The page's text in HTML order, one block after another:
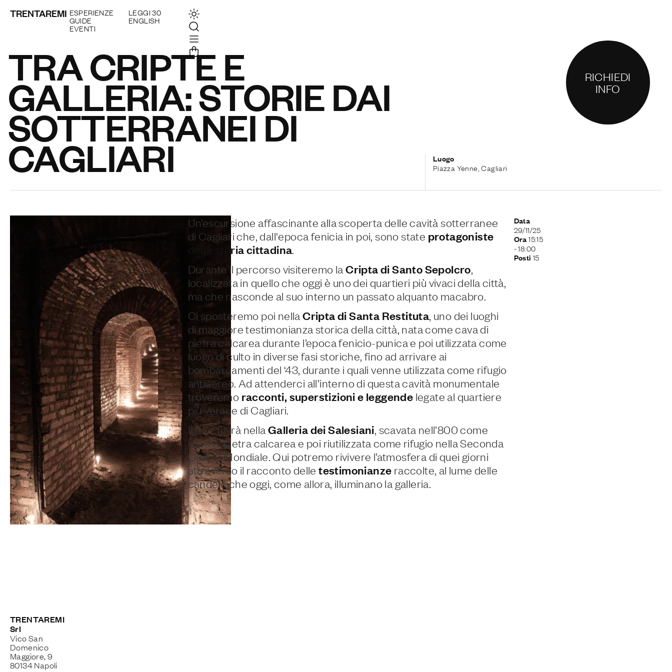
TRENTAREMI ESPERIENZE
GUIDE
EVENTI
LEGGI 30
ENGLISH
TRA CRIPTE E
GALLERIA: STORIE DAI
SOTTERRANEI DI
CAGLIARI Luogo
Piazza Yenne, Cagliari
RICHIEDI
INFO
Un’escursione affascinante alla scoperta delle cavità sotterranee
di Cagliari che, dall'epoca fenicia in poi, sono state protagoniste
della storia cittadina.
Durante il percorso visiteremo laCripta di Santo Sepolcro,
localizzata in quello che oggi è uno dei quartieri più vivaci della città,
ma che nasconde al suo interno un passato alquanto macabro.
Ci sposteremo poi nellaCripta di Santa Restituta, uno dei luoghi
di maggiore testimonianza storica della città, nata come cava di
pietra calcarea durante l’epoca fenicio-punica e poi utilizzata come
luogo di culto in diverse fasi storiche, fino ad arrivare ai
bombardamenti del ‘43, durante i quali venne utilizzata come rifugio
antiaereo. Ad attenderci all’interno di questa cavità monumentale
troveremo racconti, superstizioni e leggende legate al quartiere
più verace di Cagliari.
Il tour finirà nella Galleria dei Salesiani, scavata nell’800 come
cava di pietra calcarea e poi riutilizzata come rifugio nella Seconda
Guerra Mondiale. Qui potremo rivivere l’atmosfera di quei giorni
attraverso il racconto delletestimonianze raccolte, al lume delle
candele che oggi, come allora, illuminano la galleria.
Data
29/11/25
Ora15:15
- 18:00
Posti 15
TRENTAREMI
Srl
Vico San
Domenico
Maggiore, 9
80134 Napoli